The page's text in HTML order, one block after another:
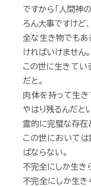
ですから「人間神
ろん大事ですけど
全な生き物でもあ
ければいけません。
この世に生きてい
だと。
肉体を持って生
やはり残るんだと
霊的に完璧な存在
この世において
ばならない。
不完全にしか生き
不完全にしか生き